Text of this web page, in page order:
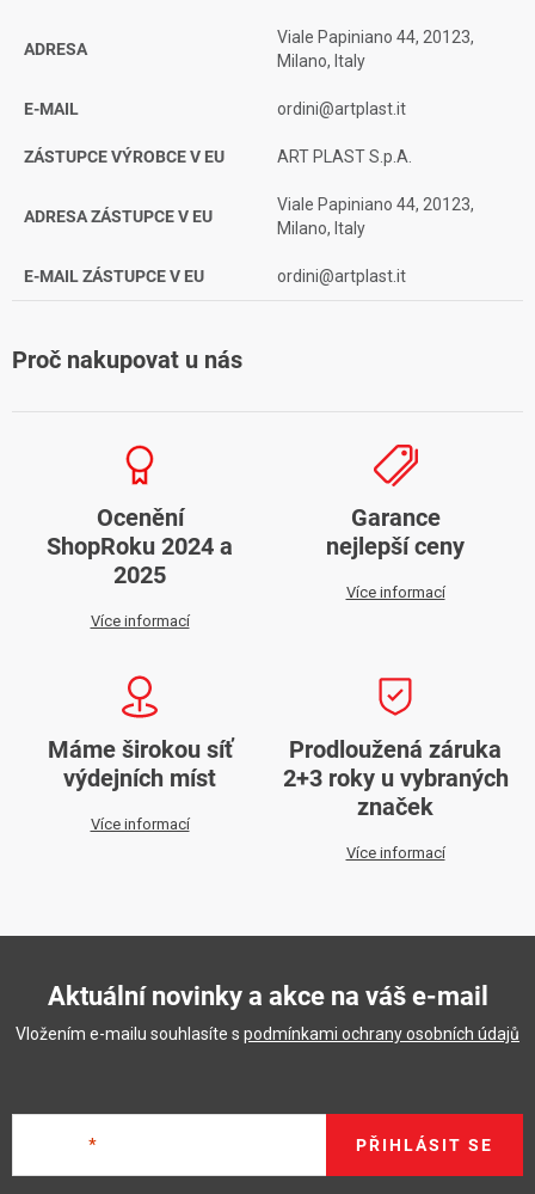
ADRESA
Viale Papiniano 44, 20123,
Milano, Italy
E-MAIL ordini@artplast.it
ZÁSTUPCE VÝROBCE V EU ART PLAST S.p.A.
ADRESA ZÁSTUPCE V EU
Viale Papiniano 44, 20123,
Milano, Italy
E-MAIL ZÁSTUPCE V EU ordini@artplast.it
Proč nakupovat u nás
Ocenění
ShopRoku 2024 a
2025
Více informací
Garance
nejlepší ceny
Více informací
Máme širokou síť
výdejních míst
Více informací
Prodloužená záruka
2+3 roky u vybraných
značek
Více informací
Aktuální novinky a akce na váš e-mail
Vložením e-mailu souhlasíte s podmínkami ochrany osobních údajů
PŘIHLÁSIT SE